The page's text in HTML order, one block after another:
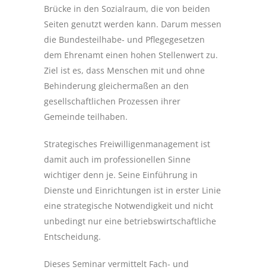
Brücke in den Sozialraum, die von beiden
Seiten genutzt werden kann. Darum messen
die Bundesteilhabe- und Pflegegesetzen
dem Ehrenamt einen hohen Stellenwert zu.
Ziel ist es, dass Menschen mit und ohne
Behinderung gleichermaßen an den
gesellschaftlichen Prozessen ihrer
Gemeinde teilhaben.
Strategisches Freiwilligenmanagement ist
damit auch im professionellen Sinne
wichtiger denn je. Seine Einführung in
Dienste und Einrichtungen ist in erster Linie
eine strategische Notwendigkeit und nicht
unbedingt nur eine betriebswirtschaftliche
Entscheidung.
Dieses Seminar vermittelt Fach- und